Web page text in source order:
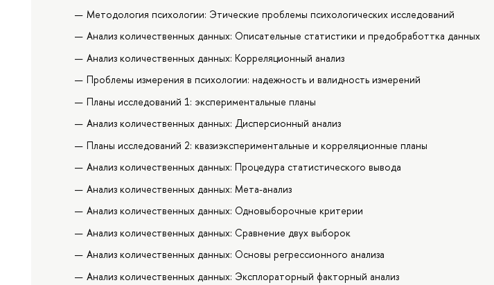
Методология психологии: Этические проблемы психологических исследований
Анализ количественных данных: Описательные статистики и предобработтка данных
Анализ количественных данных: Корреляционный анализ
Проблемы измерения в психологии: надежность и валидность измерений
Планы исследований 1: экспериментальные планы
Анализ количественных данных: Дисперсионный анализ
Планы исследований 2: квазиэкспериментальные и корреляционные планы
Анализ количественных данных: Процедура статистического вывода
Анализ количественных данных: Мета-анализ
Анализ количественных данных: Одновыборочные критерии
Анализ количественных данных: Сравнение двух выборок
Анализ количественных данных: Основы регрессионного анализа
Анализ количественных данных: Эксплораторный факторный анализ